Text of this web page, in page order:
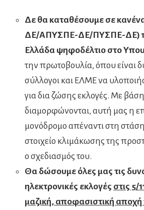
Δε θα καταθέσουμε σε
ΔΕ/ΑΠΥΣΠΕ-ΔΕ/ΠΥΣΠΕ-ΔΕ)
Ελλάδα ψηφοδέλτιο στο
την πρωτοβουλία, όπου είναι
σύλλογοι και ΕΛΜΕ να
για δια ζώσης εκλογές. Με
διαμορφώνονται, αυτή μας η
μονόδρομο απέναντι στη
στοιχείο κλιμάκωσης της
ο σχεδιασμός του.
Θα δώσουμε όλες μας τις
ηλεκτρονικές εκλογές στις 5/
μαζική, αποφασιστική αποχή